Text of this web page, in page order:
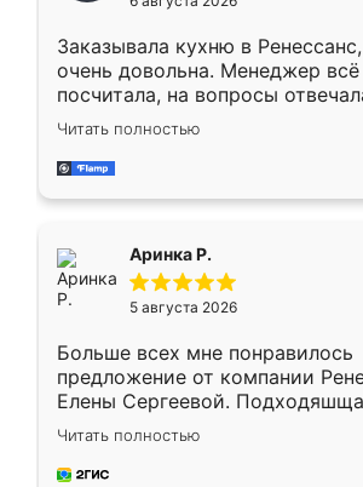
мебели буду заказывать только
Заказывала кухню в
очень довольна. Менеджер
посчитала, на вопросы
Замерщик приехал в субботу,
делу со всей
за день, ребята работали
Читать полностью
Аринка Р.
5 августа 2026
Больше всех мне понравилось
предложение от компании
Елены Сергеевой.
короткие сроки изготовления.
для замера сотрудник
предложил по моему эскизу
Читать полностью